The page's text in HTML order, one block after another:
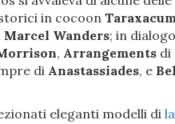
in cocoon
Marcel Wanders; in
, Arrangements di
di Anastassiades, e
eleganti modelli di